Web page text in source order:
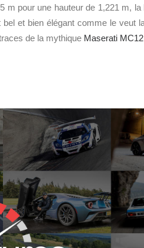
m pour une hauteur de 1,221 m, la
et bien élégant comme le veut
de la mythique Maserati MC12